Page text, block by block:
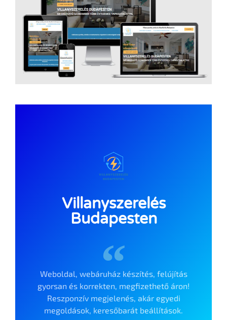
Villanyszerelés
Budapesten
Weboldal, webáruház készítés, felújítás
gyorsan és korrekten, megfizethető áron!
Reszponzív megjelenés, akár egyedi
megoldások, keresőbarát beállítások.